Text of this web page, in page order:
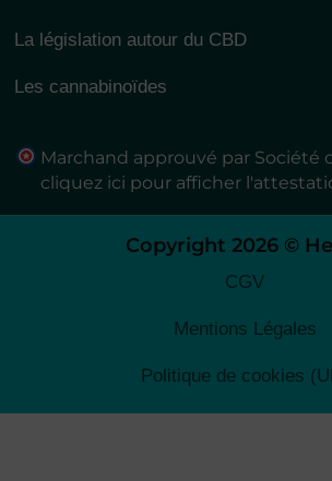
La législation autour du CBD
Les cannabinoïdes
Marchand approuvé par Société
cliquez ici pour afficher
Copyright 2026 ©
CGV
Mentions Légales
Politique de cookies